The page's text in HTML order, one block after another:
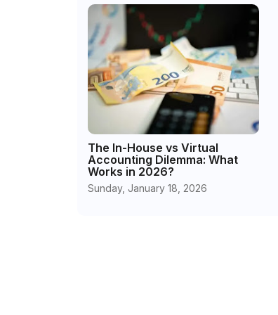
The In-House vs Virtual
Accounting Dilemma: What
Works in 2026?
Sunday, January 18, 2026